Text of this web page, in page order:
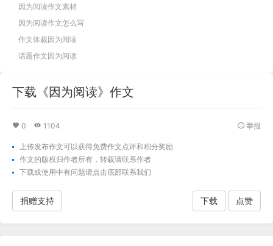
因为阅读作文素材
因为阅读作文怎么写
作文体裁因为阅读
话题作文因为阅读
下载《因为阅读》作文
0 1104 举报
上传发布作文可以获得免费作文点评和积分奖励
作文的版权归作者所有，转载请联系作者
下载或使用中有问题请点击底部联系我们
捐赠支持 下载 点赞